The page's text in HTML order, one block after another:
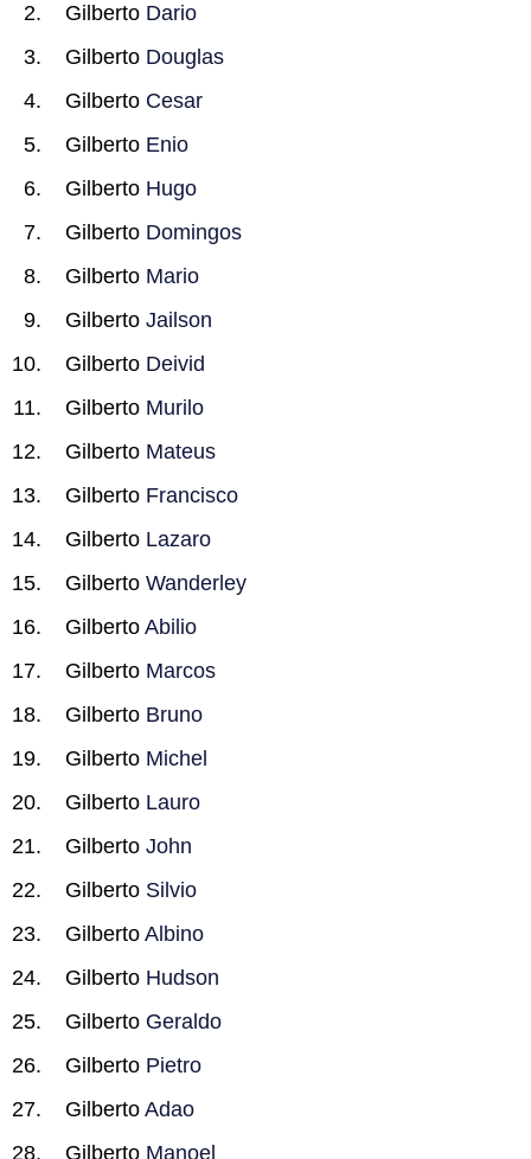
Gilberto Dario
Gilberto Douglas
Gilberto Cesar
Gilberto Enio
Gilberto Hugo
Gilberto Domingos
Gilberto Mario
Gilberto Jailson
Gilberto Deivid
Gilberto Murilo
Gilberto Mateus
Gilberto Francisco
Gilberto Lazaro
Gilberto Wanderley
Gilberto Abilio
Gilberto Marcos
Gilberto Bruno
Gilberto Michel
Gilberto Lauro
Gilberto John
Gilberto Silvio
Gilberto Albino
Gilberto Hudson
Gilberto Geraldo
Gilberto Pietro
Gilberto Adao
Gilberto Manoel